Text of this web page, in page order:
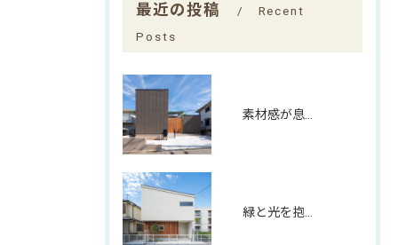
最近の投稿
Recent
Posts